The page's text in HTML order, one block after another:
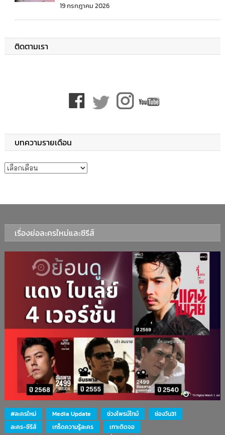
19 กรกฎาคม 2026
ติดตามเรา
บทความรายเดือน
บทความรายเดือน
เรื่องย่อละครใหม่และซีรีส์
#ละครใหม่ Media Update ช่วงไพรม์ไทม์
ช่องวัน31
ละคร-ซีรีส์
เกร็ดความรู้ละคร เกาะติดจอ